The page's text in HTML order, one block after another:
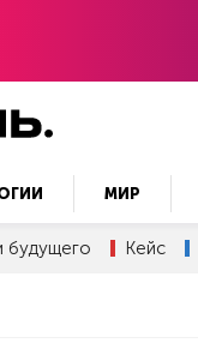
МИР
будущего Кейс